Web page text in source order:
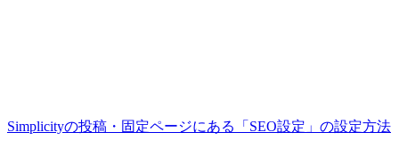
Simplicityの投稿・固定ページにある「SEO設定」の設定方法